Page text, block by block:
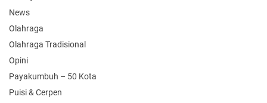
News
Olahraga
Olahraga Tradisional
Opini
Payakumbuh – 50 Kota
Puisi & Cerpen